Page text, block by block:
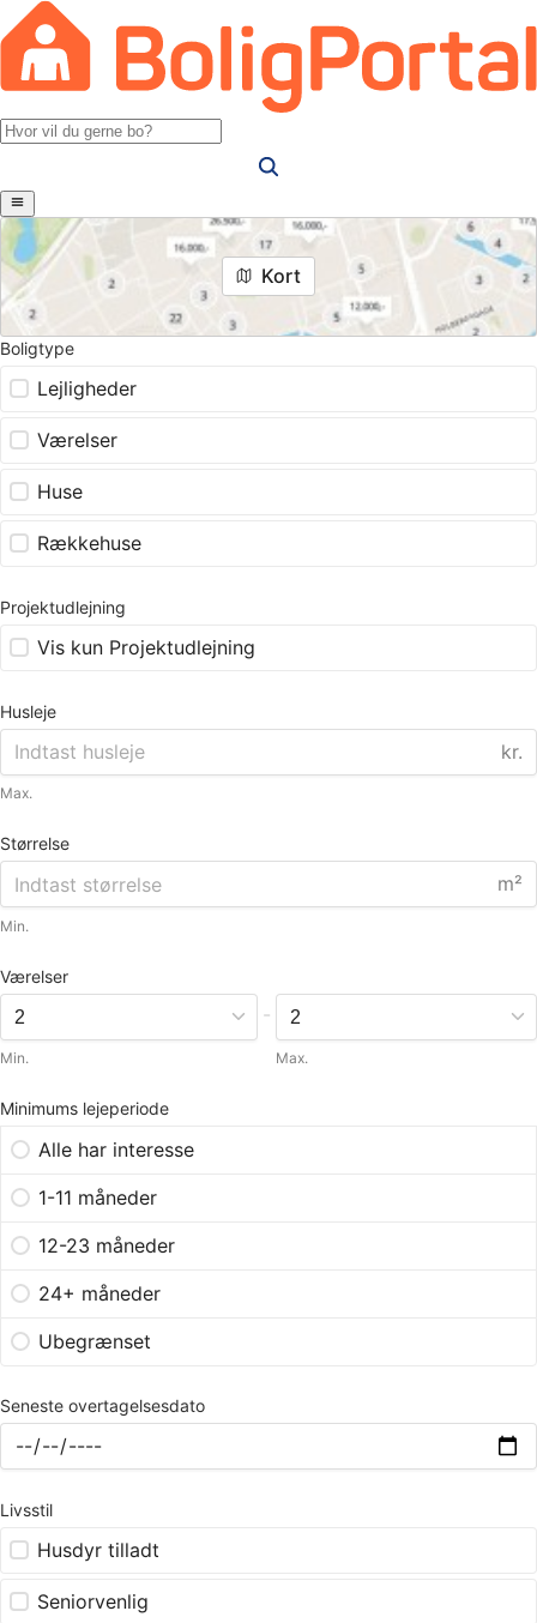
Kort
Boligtype
Lejligheder
Værelser
Huse
Rækkehuse
Projektudlejning
Vis kun Projektudlejning
Husleje
kr.
Max.
Størrelse
m²
Min.
Værelser
Min.
-
Max.
Minimums lejeperiode
Alle har interesse
1-11 måneder
12-23 måneder
24+ måneder
Ubegrænset
Seneste overtagelsesdato
Livsstil
Husdyr tilladt
Seniorvenlig